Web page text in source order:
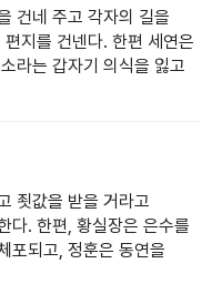
건네 주고 각자의 길을
지를 건넨다. 한편 세연은
라는 갑자기 의식을 잃고
죗값을 받을 거라고
다. 한편, 황실장은 은수를
포되고, 정훈은 동연을